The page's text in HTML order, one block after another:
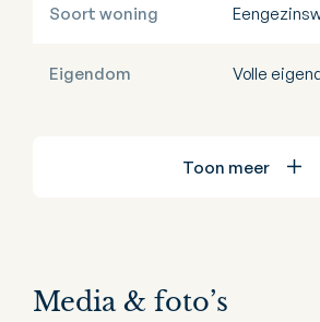
Soort woning
Eigendom Volle
Toon meer
Media & foto’s